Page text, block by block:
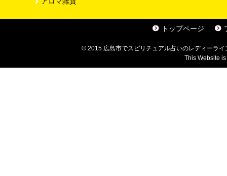
トップページ
© 2015 広島市でスピリチュアル占いのレディーラ
This Website